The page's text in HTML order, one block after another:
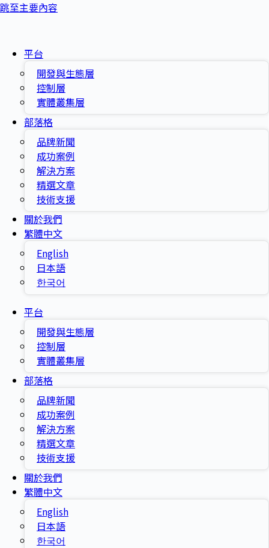
跳至主要內容
平台
開發與生態層
控制層
實體叢集層
部落格
品牌新聞
成功案例
解決方案
精選文章
技術支援
關於我們
繁體中文
English
日本語
한국어
平台
開發與生態層
控制層
實體叢集層
部落格
品牌新聞
成功案例
解決方案
精選文章
技術支援
關於我們
繁體中文
English
日本語
한국어